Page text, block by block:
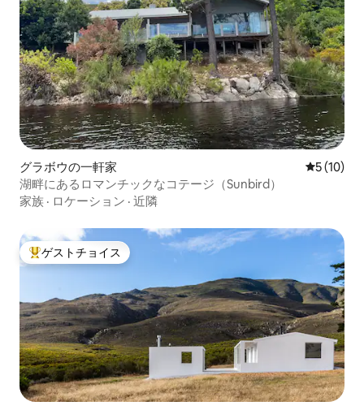
グラボウの一軒家 レビュー
5 (10)
湖畔にあるロマンチックなコテージ（Sunbird）
家族 · ロケーション · 近隣
大好評のゲストチョイスです。
ゲストチョイス